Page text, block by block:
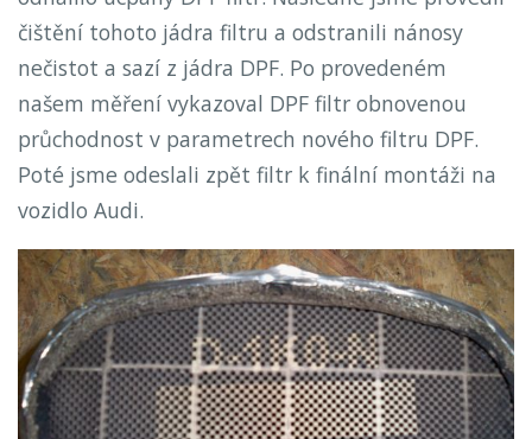
čištění tohoto jádra filtru a odstranili nánosy
nečistot a sazí z jádra DPF. Po provedeném
našem měření vykazoval DPF filtr obnovenou
průchodnost v parametrech nového filtru DPF.
Poté jsme odeslali zpět filtr k finální montáži na
vozidlo Audi.